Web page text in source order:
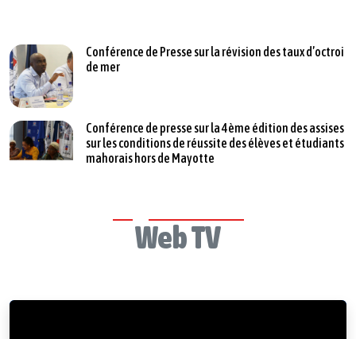
Conférence de Presse sur la révision des taux d’octroi
de mer
Conférence de presse sur la 4ème édition des assises
sur les conditions de réussite des élèves et étudiants
mahorais hors de Mayotte
Web TV